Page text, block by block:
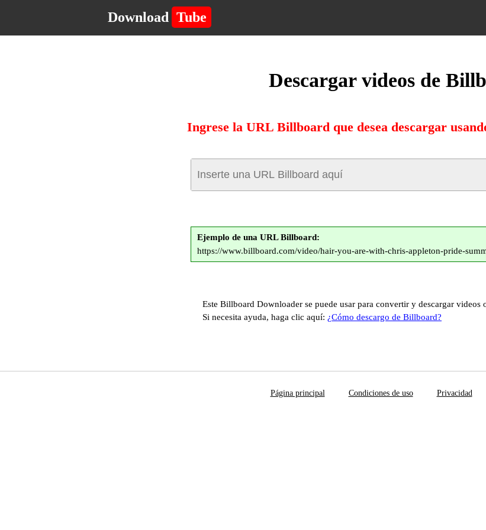
Download Tube
Descargar videos de
Ingrese la URL Billboard que desea descargar
Ejemplo de una URL Billboard:
https://www.billboard.com/video/hair-you-are-with-chris-appleton-pride-
Este Billboard Downloader se puede usar para convertir y descargar videos
Si necesita ayuda, haga clic aquí: ¿Cómo descargo de Billboard?
Página principal Condiciones de uso Privacidad